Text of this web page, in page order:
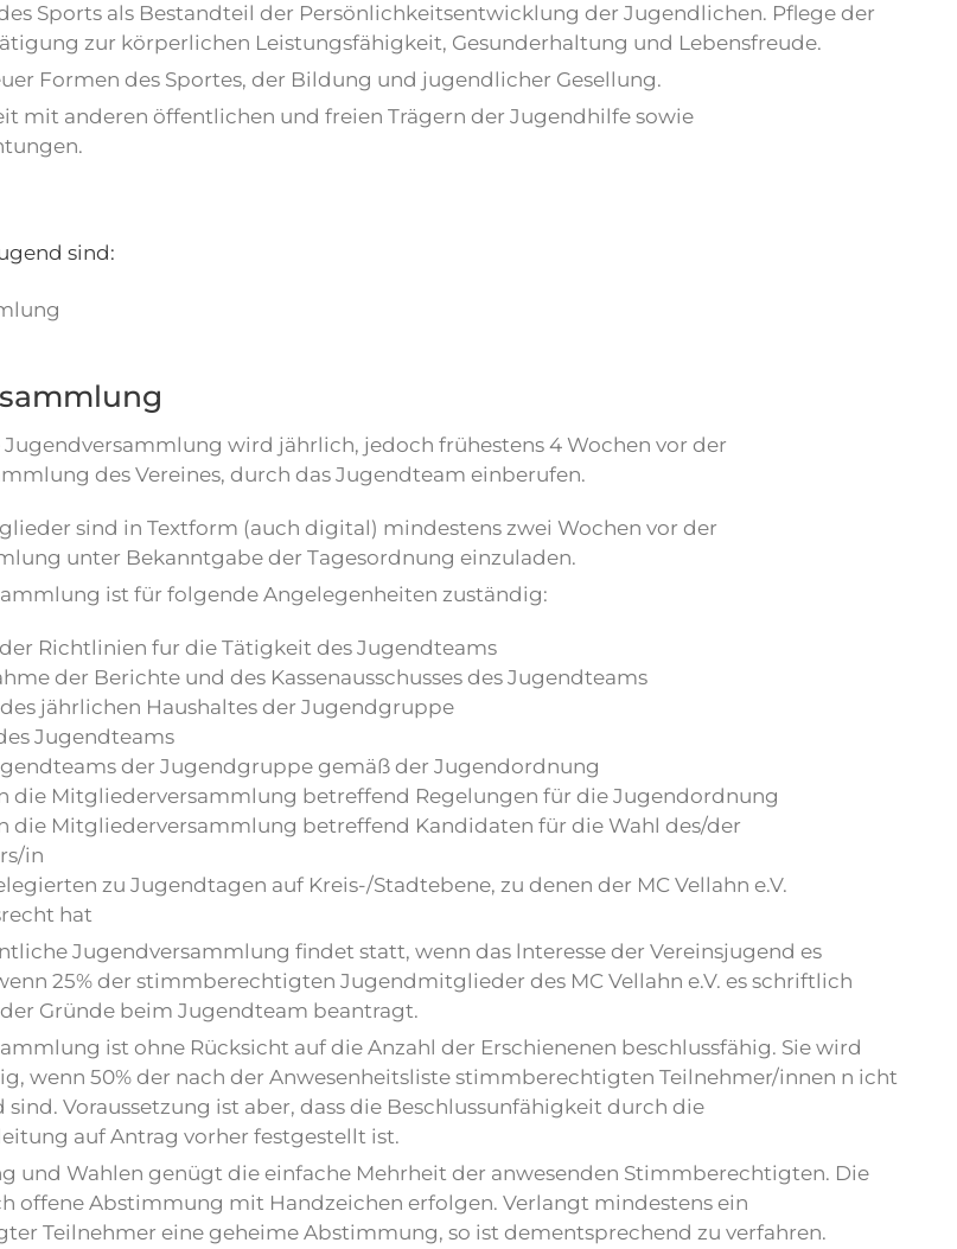
Sports als Bestandteil der Persönlichkeitsentwicklung der Jugendlichen. Pflege der
zur körperlichen Leistungsfähigkeit, Gesunderhaltung und Lebensfreude.
Formen des Sportes, der Bildung und jugendlicher Gesellung.
mit anderen öffentlichen und freien Trägern der Jugendhilfe sowie
sind:
wird jährlich, jedoch frühestens 4 Wochen vor der
des Vereines, durch das Jugendteam einberufen.
sind in Textform (auch digital) mindestens zwei Wochen vor der
unter Bekanntgabe der Tagesordnung einzuladen.
ist für folgende Angelegenheiten zuständig:
Richtlinien fur die Tätigkeit des Jugendteams
der Berichte und des Kassenausschusses des Jugendteams
jährlichen Haushaltes der Jugendgruppe
Jugendteams
der Jugendgruppe gemäß der Jugendordnung
die Mitgliederversammlung betreffend Regelungen für die Jugendordnung
die Mitgliederversammlung betreffend Kandidaten für die Wahl des/der
in
zu Jugendtagen auf Kreis-/Stadtebene, zu denen der MC Vellahn e.V.
hat
Jugendversammlung findet statt, wenn das lnteresse der Vereinsjugend es
25% der stimmberechtigten Jugendmitglieder des MC Vellahn e.V. es schriftlich
Gründe beim Jugendteam beantragt.
ist ohne Rücksicht auf die Anzahl der Erschienenen beschlussfähig. Sie wird
wenn 50% der nach der Anwesenheitsliste stimmberechtigten Teilnehmer/innen n icht
sind. Voraussetzung ist aber, dass die Beschlussunfähigkeit durch die
auf Antrag vorher festgestellt ist.
und Wahlen genügt die einfache Mehrheit der anwesenden Stimmberechtigten. Die
offene Abstimmung mit Handzeichen erfolgen. Verlangt mindestens ein
Teilnehmer eine geheime Abstimmung, so ist dementsprechend zu verfahren.